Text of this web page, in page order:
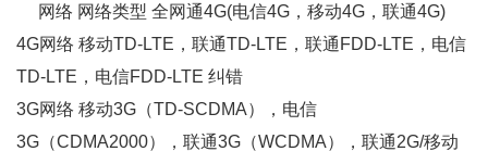
网络 网络类型 全网通4G(电信4G，移动4G，联通4G)
4G网络 移动TD-LTE，联通TD-LTE，联通FDD-LTE，电信
TD-LTE，电信FDD-LTE 纠错
3G网络 移动3G（TD-SCDMA），电信
3G（CDMA2000），联通3G（WCDMA），联通2G/移动